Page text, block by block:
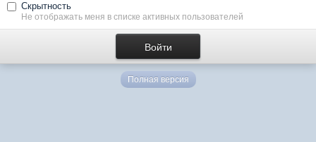
Скрытность
Не отображать меня в списке активных пользователей
Полная версия